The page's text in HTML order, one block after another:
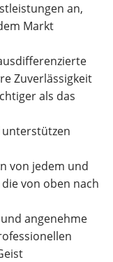
an,
Markt
Zuverlässigkeit
als das
von jedem und
von oben nach
angenehme